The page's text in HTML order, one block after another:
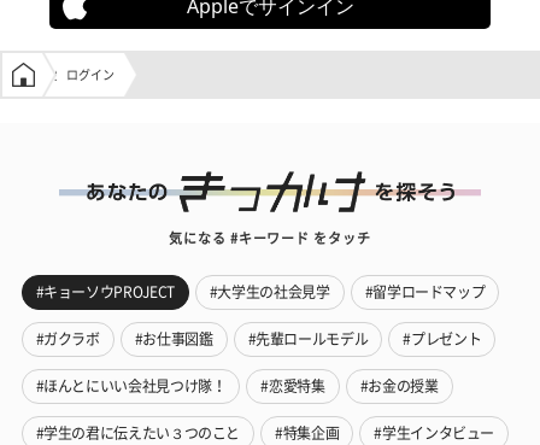
Appleでサインイン
学生の窓口トップ
ログイン
気になる #キーワード をタッチ
#キョーソウPROJECT #大学生の社会見学 #留学ロードマップ
#ガクラボ #お仕事図鑑 #先輩ロールモデル #プレゼント
#ほんとにいい会社見つけ隊！ #恋愛特集 #お金の授業
#学生の君に伝えたい３つのこと #特集企画 #学生インタビュー